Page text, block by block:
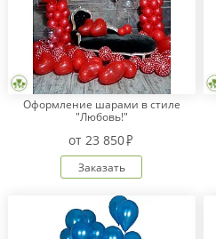
Оформление шарами в стиле
"Любовь!"
от 23 850
Заказать